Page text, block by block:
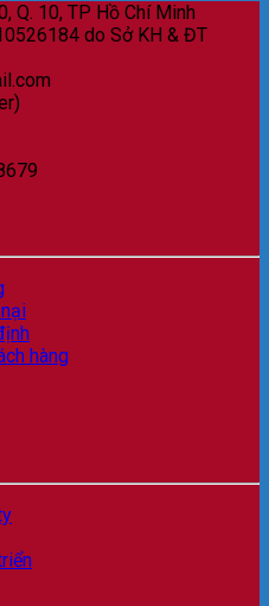
Q. 10, TP Hồ Chí Minh
do Sở KH & ĐT
hàng